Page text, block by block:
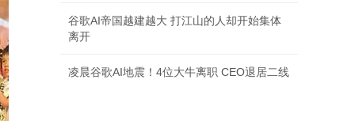
谷歌AI帝国越建越大 打江山的人却开始集体
离开
凌晨谷歌AI地震！4位大牛离职 CEO退居二线